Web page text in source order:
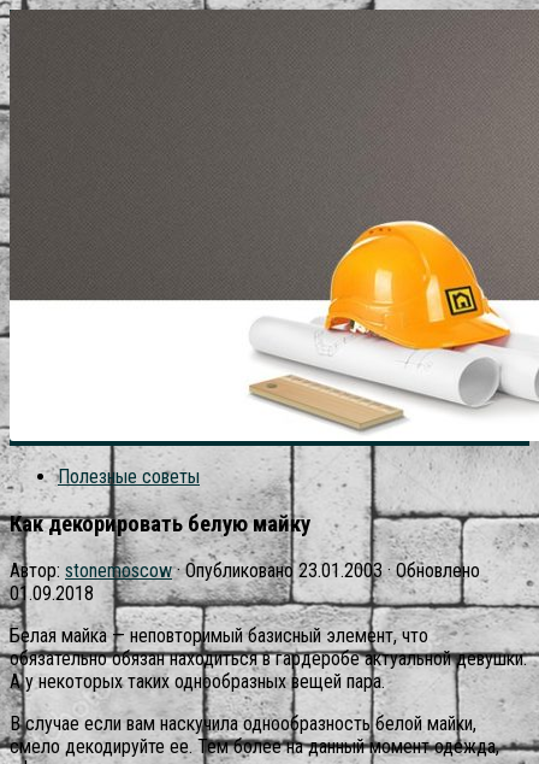
Полезные советы
Как декорировать белую майку
Автор: stonemoscow · Опубликовано23.01.2003· Обновлено
01.09.2018
Белая майка — неповторимый базисный элемент, что
обязательно обязан находиться в гардеробе актуальной девушки.
А у некоторых таких однообразных вещей пара.
В случае если вам наскучила однообразность белой майки,
смело декодируйте ее. Тем более на данный момент одежда,